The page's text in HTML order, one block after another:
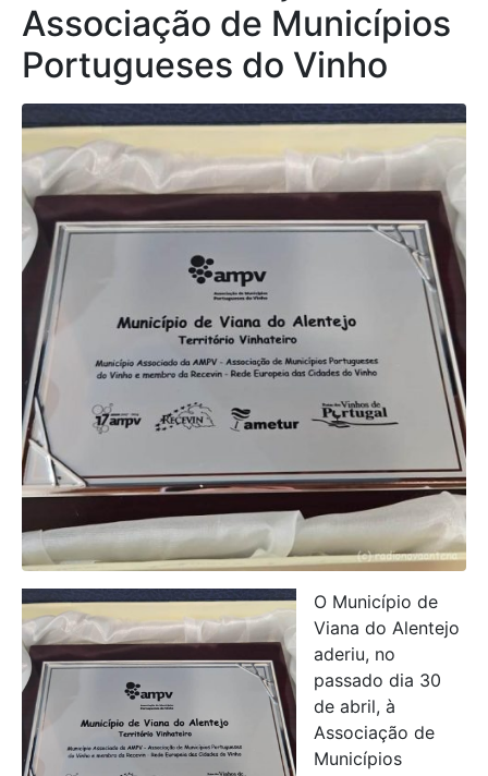
Associação de Municípios
Portugueses do Vinho
O Município de
Viana do Alentejo
aderiu, no
passado dia 30
de abril, à
Associação de
Municípios